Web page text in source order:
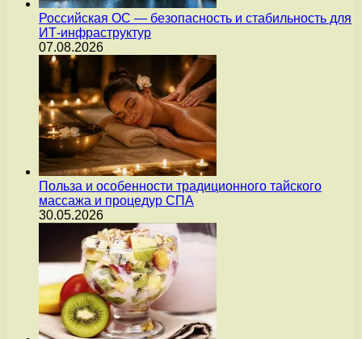
Российская ОС — безопасность и стабильность для
ИТ-инфраструктур
07.08.2026
Польза и особенности традиционного тайского
массажа и процедур СПА
30.05.2026